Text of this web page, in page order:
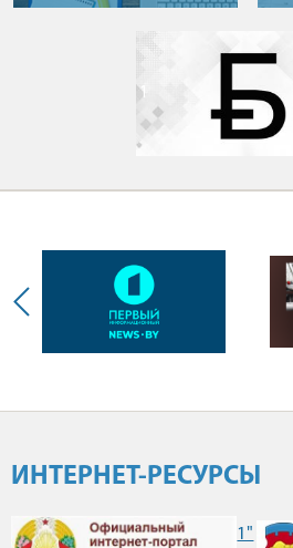
1
ИНТЕРНЕТ-РЕСУРСЫ
1"